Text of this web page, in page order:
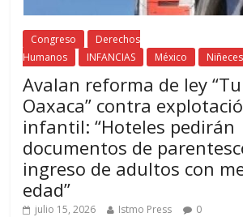
Congreso
Derechos
Humanos
INFANCIAS México Niñeces
Avalan reforma de ley
Oaxaca” contra
infantil: “Hoteles pedirán
documentos de
ingreso de adultos con
edad”
julio 15, 2026 Istmo Press 0